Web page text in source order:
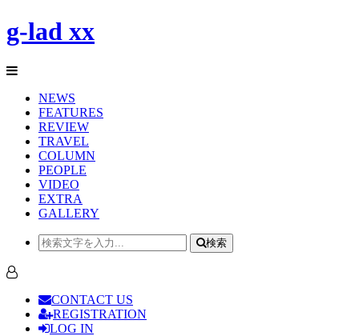
g-lad xx
NEWS
FEATURES
REVIEW
TRAVEL
COLUMN
PEOPLE
VIDEO
EXTRA
GALLERY
検索
CONTACT US
REGISTRATION
LOG IN